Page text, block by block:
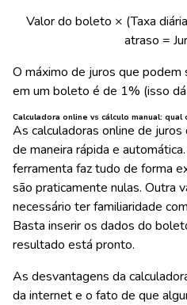
Valor do boleto × (Taxa
atraso =
O máximo de juros que
em um boleto é de 1% (isso
Calculadora online vs cálculo manual: qual
As calculadoras online de
de maneira rápida e
ferramenta faz tudo de forma
são praticamente nulas. Outra
necessário ter familiaridade
Basta inserir os dados do
resultado está pronto.
As desvantagens da
da internet e o fato de que